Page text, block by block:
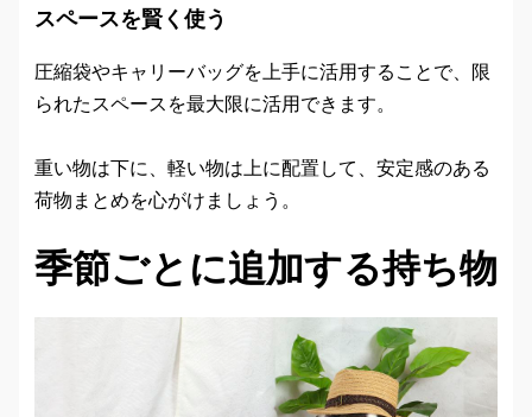
スペースを賢く使う
圧縮袋やキャリーバッグを上手に活用することで、限
られたスペースを最大限に活用できます。
重い物は下に、軽い物は上に配置して、安定感のある
荷物まとめを心がけましょう。
季節ごとに追加する持ち物